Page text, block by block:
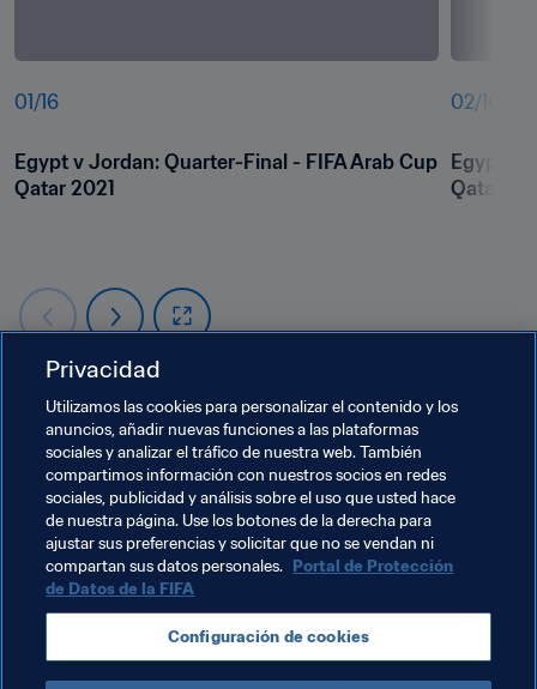
01 /16
Egypt v Jordan: Quarter-Final - FIFA Arab Cup
Qatar 2021
02/16
Egypt v
Qatar
Temas relacionados
Presidente de la FIFA Organización
Organización Copa Árabe de la FIFA 2021™
Egypt CAF Jordan AFC Morocco
Algeria
Privacidad
Utilizamos las cookies para personalizar el contenido y los
anuncios, añadir nuevas funciones a las plataformas
sociales y analizar el tráfico de nuestra web. También
compartimos información con nuestros socios en redes
sociales, publicidad y análisis sobre el uso que usted hace
de nuestra página. Use los botones de la derecha para
ajustar sus preferencias y solicitar que no se vendan ni
compartan sus datos personales. Portal de Protección
de Datos de la FIFA
Configuración de cookies